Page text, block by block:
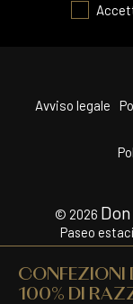
CONFEZIONI
100% DI
Avviso legale
© 2026
Paseo